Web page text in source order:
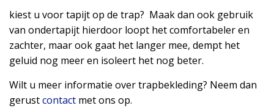
kiest u voor tapijt op de trap? Maak dan ook gebruik
van ondertapijt hierdoor loopt het comfortabeler en
zachter, maar ook gaat het langer mee, dempt het
geluid nog meer en isoleert het nog beter.
Wilt u meer informatie over trapbekleding? Neem dan
gerustcontact met ons op.